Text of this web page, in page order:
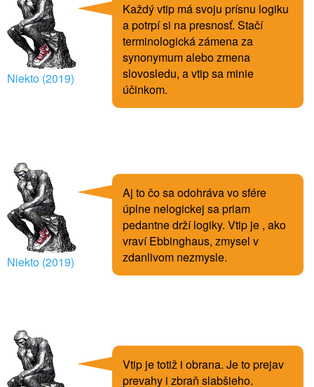
Niekto (2019)
Každý vtip má svoju prísnu logiku
a potrpí si na presnosť. Stačí
terminologická zámena za
synonymum alebo zmena
slovosledu, a vtip sa minie
účinkom.
Niekto (2019)
Aj to čo sa odohráva vo sfére
úplne nelogickej sa priam
pedantne drží logiky. Vtip je , ako
vraví Ebbinghaus, zmysel v
zdanlivom nezmysle.
Vtip je totiž i obrana. Je to prejav
prevahy i zbraň slabšieho.